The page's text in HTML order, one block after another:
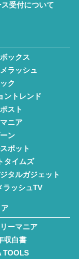
受付について
ックス
ラッシュ
ク
ントレンド
スト
ニア
ン
ポット
タイムズ
タルガジェット
ラッシュTV
ーマニア
収白書
TOOLS